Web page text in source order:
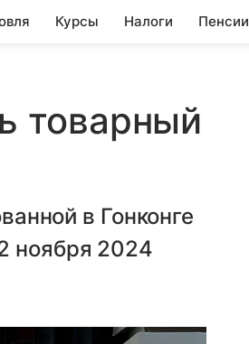
Курсы Налоги Пенсии
товарный
в Гонконге
ноября 2024